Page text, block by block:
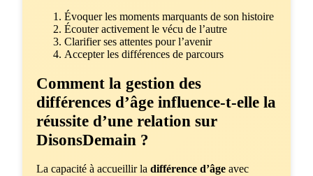
Évoquer les moments marquants de son histoire
Écouter activement le vécu de l’autre
Clarifier ses attentes pour l’avenir
Accepter les différences de parcours
Comment la gestion des
différences d’âge influence-t-elle la
réussite d’une relation sur
DisonsDemain ?
La capacité à accueillir la différence d’âge avec